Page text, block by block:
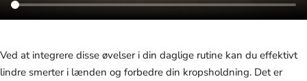
Ved at integrere disse øvelser i din daglige rutine kan du effektivt
lindre smerter i lænden og forbedre din kropsholdning. Det er